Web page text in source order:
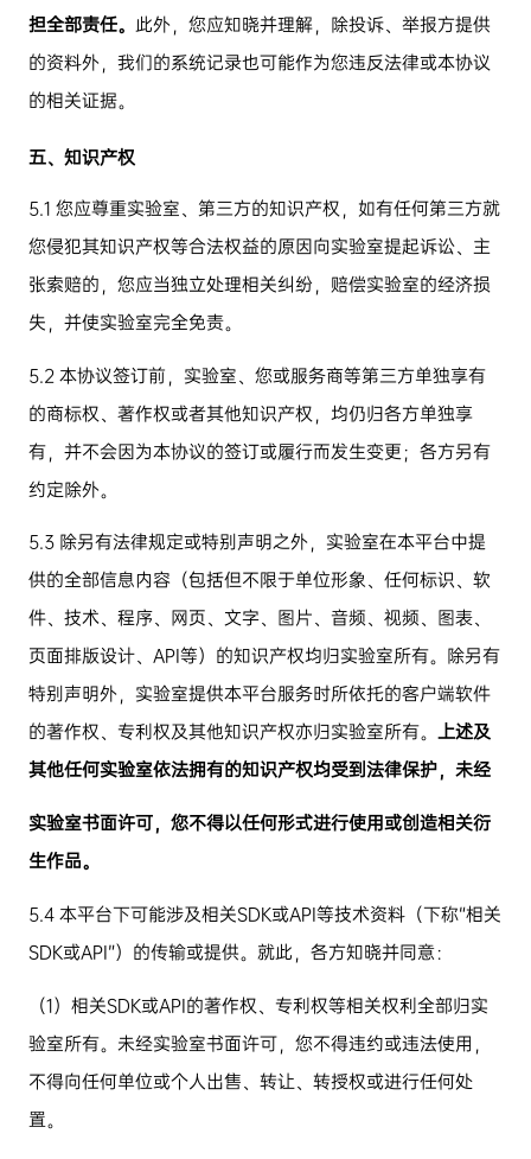
担全部责任。 此外，您应知晓并理解，除投诉、举报方提供
的资料外，我们的系统记录也可能作为您违反法律或本协议
的相关证据。
五、知识产权
5.1您应尊重实验室、第三方的知识产权，如有任何第三方就
您侵犯其知识产权等合法权益的原因向实验室提起诉讼、主
张索赔的，您应当独立处理相关纠纷，赔偿实验室的经济损
失，并使实验室完全免责。
5.2本协议签订前，实验室、您或服务商等第三方单独享有
的商标权、著作权或者其他知识产权，均仍归各方单独享
有，并不会因为本协议的签订或履行而发生变更；各方另有
约定除外。
5.3 除另有法律规定或特别声明之外，实验室在本平台中提
供的全部信息内容（包括但不限于单位形象、任何标识、软
件、技术、程序、网页、文字、图片、音频、视频、图表、
页面排版设计、API等）的知识产权均归实验室所有。除另有
特别声明外，实验室提供本平台服务时所依托的客户端软件
的著作权、专利权及其他知识产权亦归实验室所有。上述及
其他任何实验室依法拥有的知识产权均受到法律保护，未经
实验室书面许可，您不得以任何形式进行使用或创造相关衍
生作品。
5.4本平台下可能涉及相关SDK或API等技术资料（下称“相关
SDK或API”）的传输或提供。就此，各方知晓并同意：
（1）相关SDK或API的著作权、专利权等相关权利全部归实
验室所有。未经实验室书面许可，您不得违约或违法使用，
不得向任何单位或个人出售、转让、转授权或进行任何处
置。